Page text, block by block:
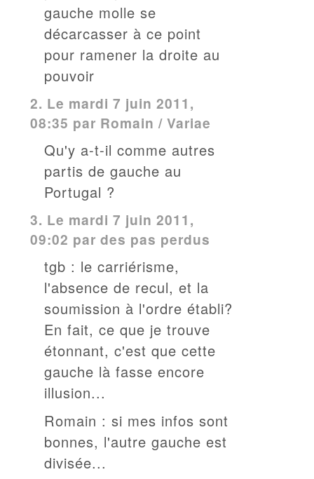
gauche molle se
décarcasser à ce point
pour ramener la droite au
pouvoir
2. Le mardi 7 juin 2011,
08:35 par Romain / Variae
Qu'y a-t-il comme autres
partis de gauche au
Portugal ?
3. Le mardi 7 juin 2011,
09:02 par des pas perdus
tgb : le carriérisme,
l'absence de recul, et la
soumission à l'ordre établi?
En fait, ce que je trouve
étonnant, c'est que cette
gauche là fasse encore
illusion...
Romain : si mes infos sont
bonnes, l'autre gauche est
divisée...